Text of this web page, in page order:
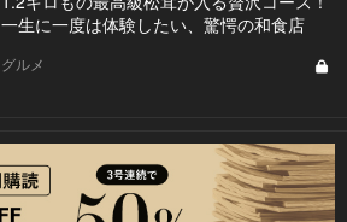
一生に一度は体験したい、驚愕の和食店
グルメ